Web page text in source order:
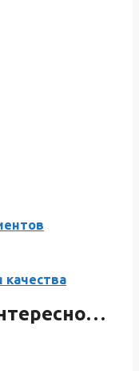
качества